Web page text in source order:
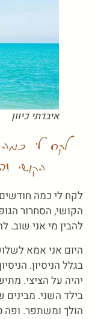
איבדתי כיוון
לקח לי
הקושי
לקח לי כמה
הקושי, הסחרור
להבין מי אני שוב.
היום אני אמא
בגלל הניסיון.
יהיה על הציצי.
בילד השני.
הולך ומשתפר. ופה